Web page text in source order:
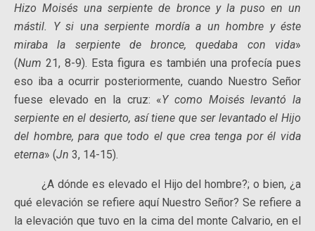
Hizo Moisés una serpiente de bronce y la puso en un
mástil. Y si una serpiente mordía a un hombre y éste
miraba la serpiente de bronce, quedaba con vida»
(Num 21, 8-9). Esta figura es también una profecía pues
eso iba a ocurrir posteriormente, cuando Nuestro Señor
fuese elevado en la cruz: «Y como Moisés levantó la
serpiente en el desierto, así tiene que ser levantado el Hijo
del hombre, para que todo el que crea tenga por él vida
eterna» (Jn 3, 14-15).
¿A dónde es elevado el Hijo del hombre?; o bien, ¿a
qué elevación se refiere aquí Nuestro Señor? Se refiere a
la elevación que tuvo en la cima del monte Calvario, en el